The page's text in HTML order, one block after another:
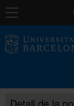
Navegació
Detall de la